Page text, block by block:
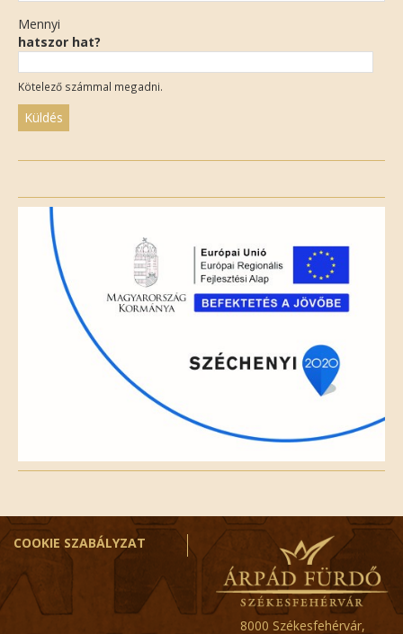
Mennyi
hatszor hat?
Kötelező számmal megadni.
field
empty.
COOKIE SZABÁLYZAT
8000 Székesfehérvár,